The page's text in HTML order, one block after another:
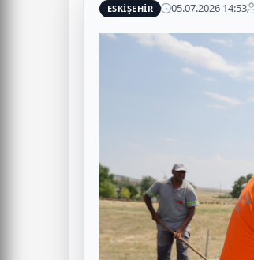
ESKİŞEHİR 05.07.2026 14:53